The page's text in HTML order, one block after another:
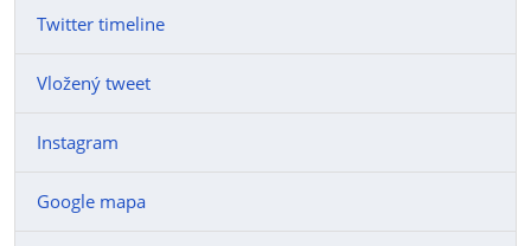
Twitter timeline
Vložený tweet
Instagram
Google mapa